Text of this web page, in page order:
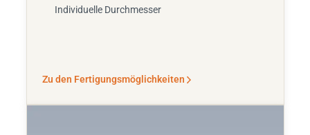
Individuelle Durchmesser
Zu den Fertigungsmöglichkeiten